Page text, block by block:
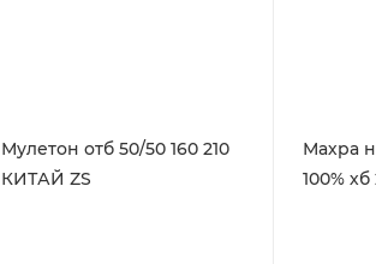
Мулетон отб 50/50 160 210
КИТАЙ ZS
Махра
100% хб